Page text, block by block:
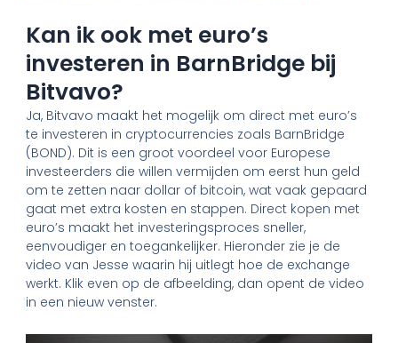
Kan ik ook met euro’s
investeren in BarnBridge bij
Bitvavo?
Ja, Bitvavo maakt het mogelijk om direct met euro’s
te investeren in cryptocurrencies zoals BarnBridge
(BOND). Dit is een groot voordeel voor Europese
investeerders die willen vermijden om eerst hun geld
om te zetten naar dollar of bitcoin, wat vaak gepaard
gaat met extra kosten en stappen. Direct kopen met
euro’s maakt het investeringsproces sneller,
eenvoudiger en toegankelijker. Hieronder zie je de
video van Jesse waarin hij uitlegt hoe de exchange
werkt. Klik even op de afbeelding, dan opent de video
in een nieuw venster.